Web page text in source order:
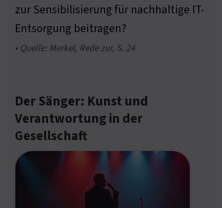
zur Sensibilisierung für nachhaltige IT-
Entsorgung beitragen?
• Quelle: Merkel, Rede zur, S. 24
Der Sänger: Kunst und
Verantwortung in der
Gesellschaft